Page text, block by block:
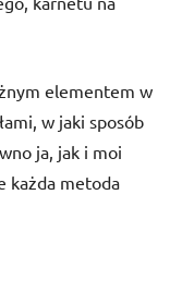
elementem w
w jaki sposób
ja, jak i moi
każda metoda